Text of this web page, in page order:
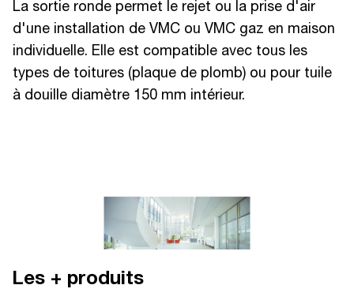
La sortie ronde permet le rejet ou la prise d'air
d'une installation de VMC ou VMC gaz en maison
individuelle. Elle est compatible avec tous les
types de toitures (plaque de plomb) ou pour tuile
à douille diamètre 150 mm intérieur.
Les + produits